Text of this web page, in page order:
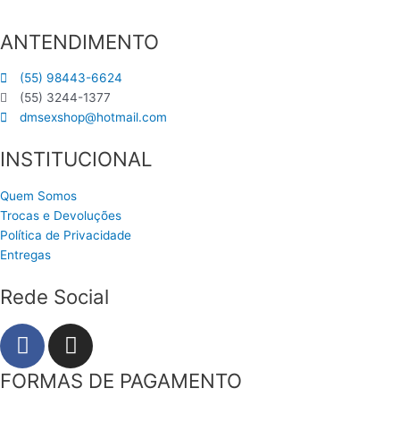
ANTENDIMENTO
(55) 98443-6624
(55) 3244-1377
dmsexshop@hotmail.com
INSTITUCIONAL
Quem Somos
Trocas e Devoluções
Política de Privacidade
Entregas
Rede Social
F
a
c
I
n
s
FORMAS DE PAGAMENTO